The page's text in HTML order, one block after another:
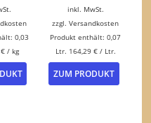
0,03
€ /kg
inkl. MwSt.
zzgl.Versandkosten
Produkt enthält: 0,07
Ltr. 164,29 €/ Ltr.
ZUM PRODUKT